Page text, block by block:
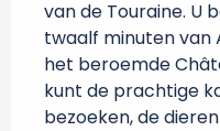
van de Touraine. U
twaalf minuten van
het beroemde
kunt de prachtige
bezoeken, de